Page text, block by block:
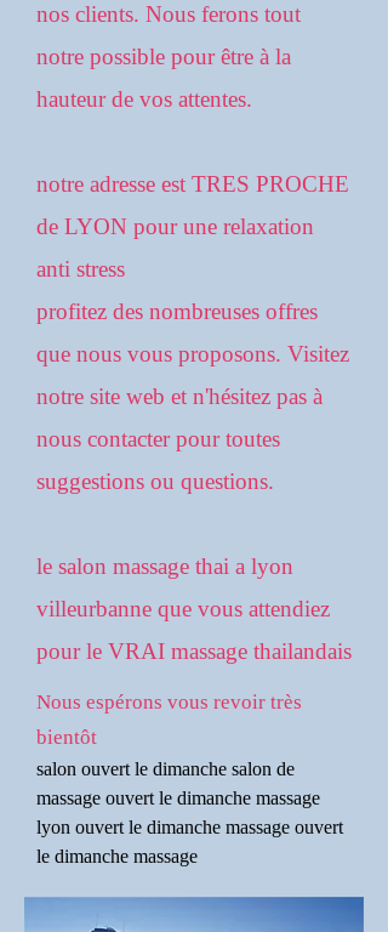
nos clients. Nous ferons tout
notre possible pour être à la
hauteur de vos attentes.
notre adresse est TRES PROCHE
de LYON pour une relaxation
anti stress
profitez des nombreuses offres
que nous vous proposons. Visitez
notre site web et n'hésitez pas à
nous contacter pour toutes
suggestions ou questions.
le salon massage thai a lyon
villeurbanne que vous attendiez
pour le VRAI massage thailandais
Nous espérons vous revoir très
bientôt
salon ouvert le dimanche salon de
massage ouvert le dimanche massage
lyon ouvert le dimanche massage ouvert
le dimanche massage